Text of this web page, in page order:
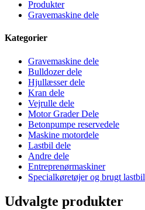
Produkter
Gravemaskine dele
Kategorier
Gravemaskine dele
Bulldozer dele
Hjullæsser dele
Kran dele
Vejrulle dele
Motor Grader Dele
Betonpumpe reservedele
Maskine motordele
Lastbil dele
Andre dele
Entreprenørmaskiner
Specialkøretøjer og brugt lastbil
Udvalgte produkter